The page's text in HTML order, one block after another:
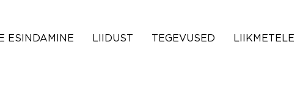
ESINDAMINE LIIDUST TEGEVUSED LIIKMETELE